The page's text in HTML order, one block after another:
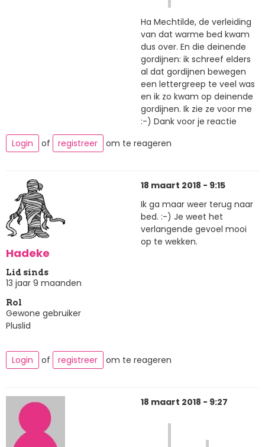
Ha Mechtilde, de verleiding
van dat warme bed kwam
dus over. En die deinende
gordijnen: ik schreef elders
al dat gordijnen bewegen
een lettergreep te veel was
en ik zo kwam op deinende
gordijnen. Ik zie ze voor me
:-) Dank voor je reactie
Login
of registreer om te reageren
Hadeke
Lid sinds
13 jaar 9 maanden
Rol
Gewone gebruiker
Pluslid
18 maart 2018 - 9:15
Ik ga maar weer terug naar
bed. :-) Je weet het
verlangende gevoel mooi
op te wekken.
Login of registreer om te reageren
18 maart 2018 - 9:27